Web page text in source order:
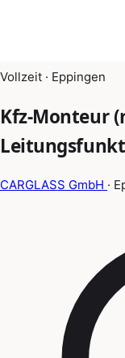
Vollzeit · Eppingen
Kfz-Monteur
CARGLASS GmbH ·